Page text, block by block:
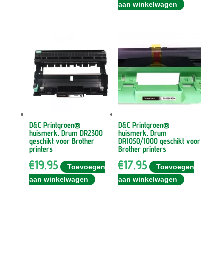
aan winkelwagen
D&C Printgroen®
huismerk. Drum DR2300
geschikt voor Brother
printers
€19.95
Toevoegen
aan winkelwagen
D&C Printgroen®
huismerk. Drum
DR1050/1000 geschikt voor
Brother printers
€17.95
Toevoegen
aan winkelwagen